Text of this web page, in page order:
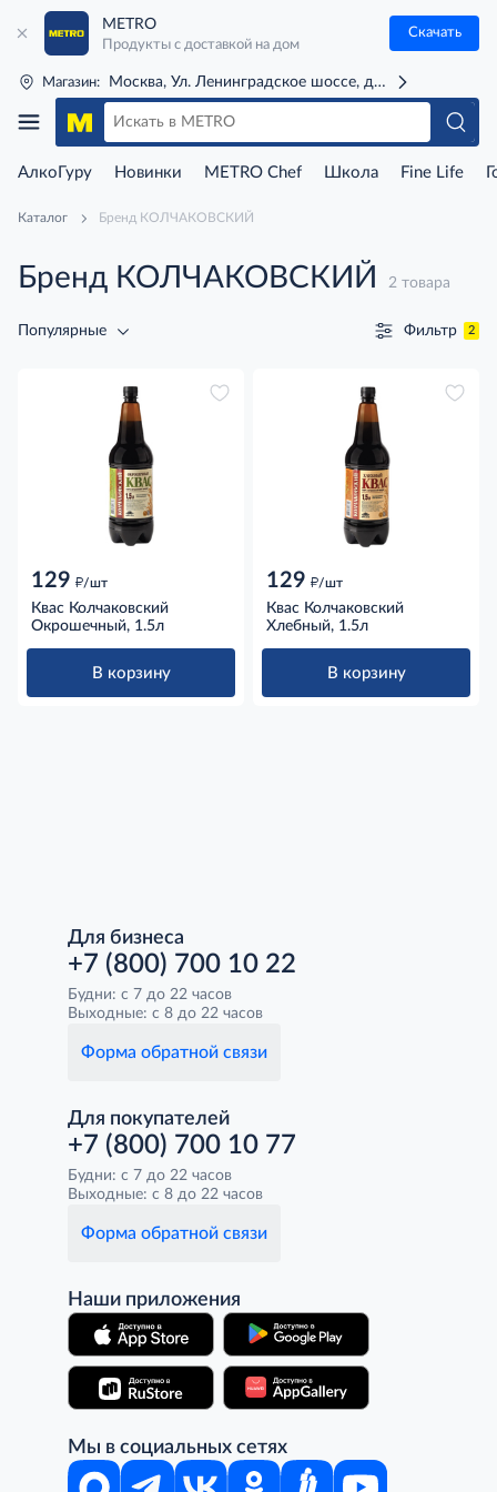
METRO
Продукты с доставкой на дом
Скачать
Магазин: Москва, Ул. Ленинградское шоссе, д. 71Г (м. Речной
АлкоГуру Новинки METRO Chef Школа Fine Life
Каталог Бренд КОЛЧАКОВСКИЙ
Бренд КОЛЧАКОВСКИЙ 2 товара
Популярные Фильтр 2
129 д/шт
Квас Колчаковский
Окрошечный, 1.5л
В корзину
129 д/шт
Квас Колчаковский
Хлебный, 1.5л
В корзину
Для бизнеса
+7 (800) 700 10 22
Будни: с 7 до 22 часов
Выходные: с 8 до 22 часов
Форма обратной связи
Для покупателей
+7 (800) 700 10 77
Будни: с 7 до 22 часов
Выходные: с 8 до 22 часов
Форма обратной связи
Наши приложения
Мы в социальных сетях